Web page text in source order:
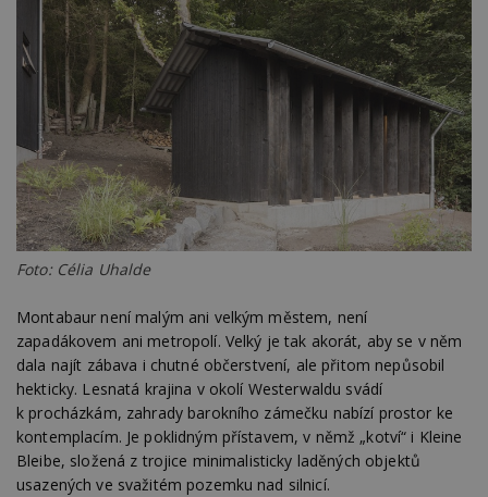
Foto: Célia Uhalde
Montabaur není malým ani velkým městem, není
zapadákovem ani metropolí. Velký je tak akorát, aby se v něm
dala najít zábava i chutné občerstvení, ale přitom nepůsobil
hekticky. Lesnatá krajina v okolí Westerwaldu svádí
k procházkám, zahrady barokního zámečku nabízí prostor ke
kontemplacím. Je poklidným přístavem, v němž „kotví“ i Kleine
Bleibe, složená z trojice minimalisticky laděných objektů
usazených ve svažitém pozemku nad silnicí.